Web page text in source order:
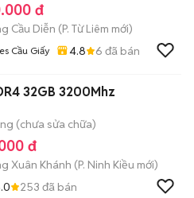
đ
Cầu Diễn (P. Từ Liêm mới)
Cầu Giấy 4.8 6 đã bán
32GB 3200Mhz
(chưa sửa chữa)
đ
Xuân Khánh (P. Ninh Kiều mới)
253 đã bán